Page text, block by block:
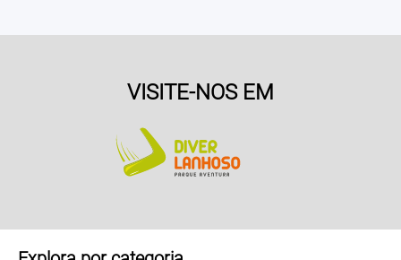
VISITE-NOS EM